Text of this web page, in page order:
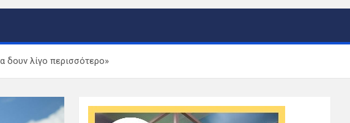
δουν λίγο περισσότερο»